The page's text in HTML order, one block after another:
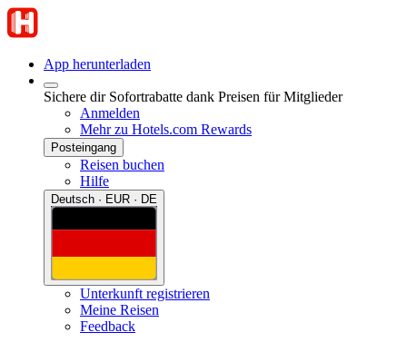
App herunterladen
Sichere dir Sofortrabatte dank Preisen für Mitglieder
Anmelden
Mehr zu Hotels.com Rewards
Posteingang
Reisen buchen
Hilfe
Deutsch · EUR · DE
Unterkunft registrieren
Meine Reisen
Feedback